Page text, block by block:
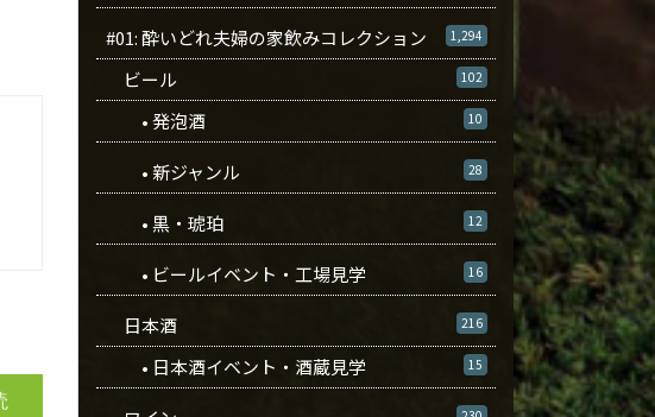
#01: 酔いどれ夫婦の家飲みコレクション 1,294
ビール 102
• 発泡酒 10
• 新ジャンル 28
• 黒・琥珀 12
• ビールイベント・工場見学 16
日本酒 216
• 日本酒イベント・酒蔵見学 15